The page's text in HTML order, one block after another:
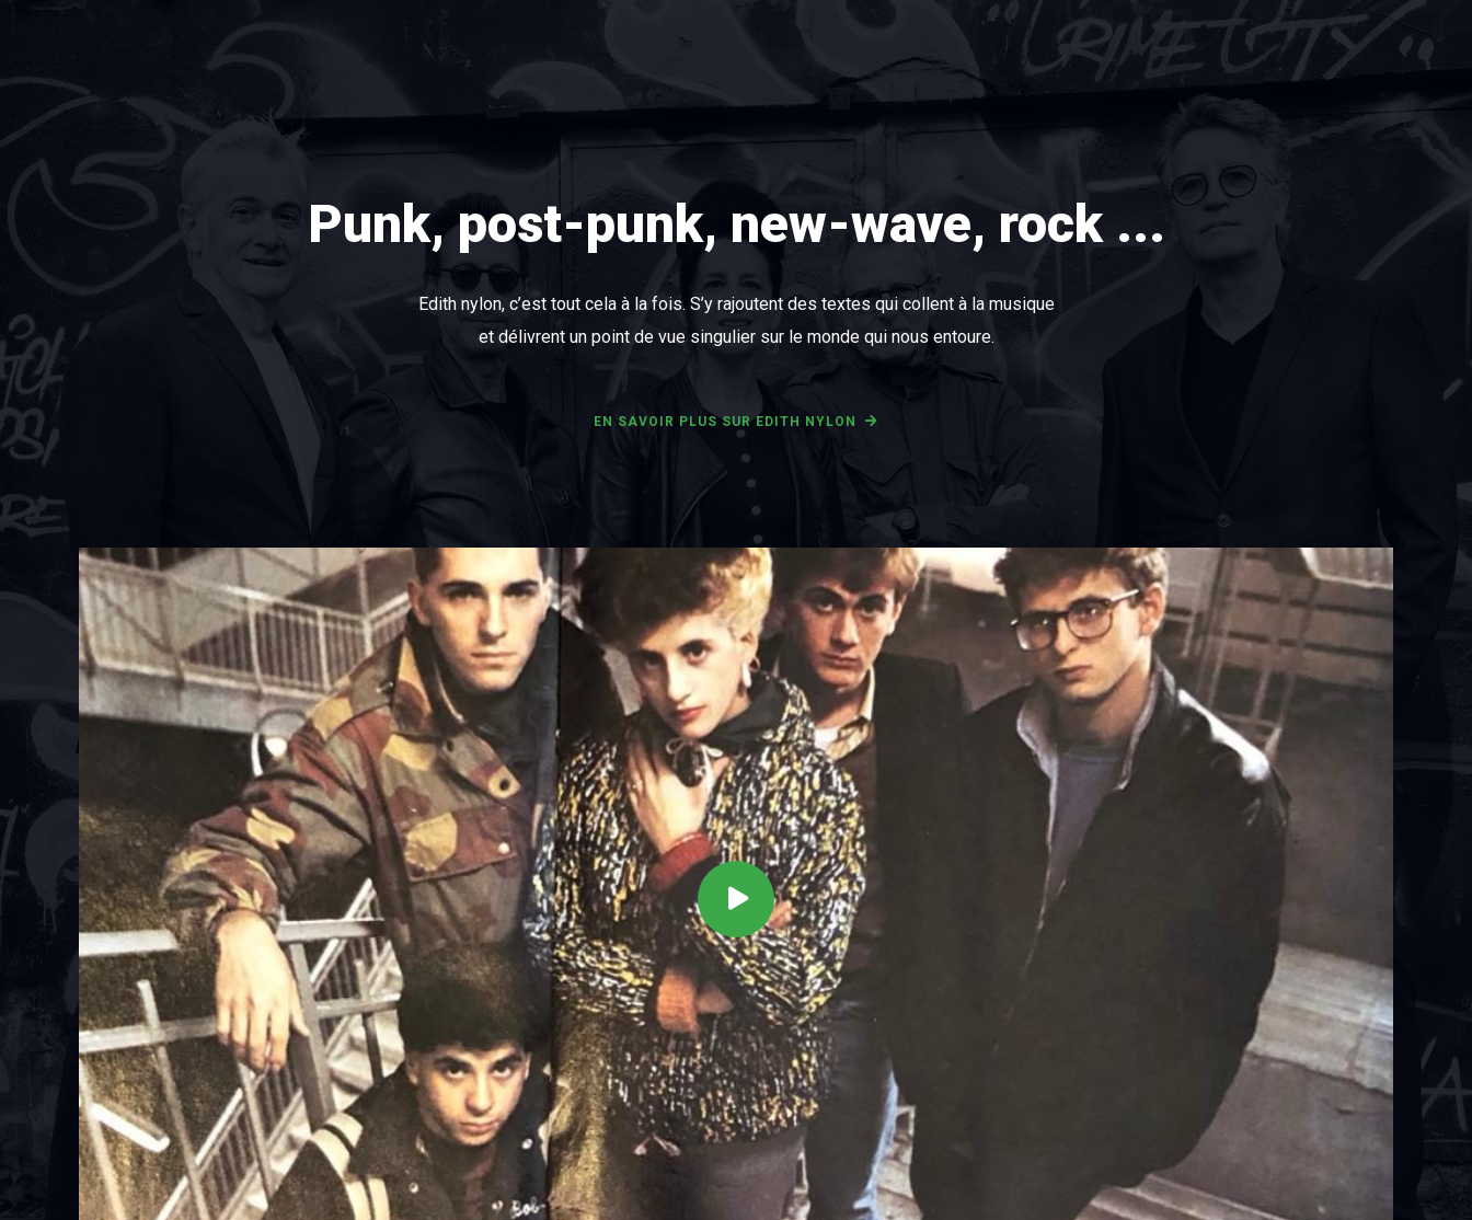
Punk, post-punk, new-wave, rock ...
Edith nylon, c’est tout cela à la fois. S’y rajoutent des textes qui collent à la musique
et délivrent un point de vue singulier sur le monde qui nous entoure.
EN SAVOIR PLUS SUR EDITH NYLON